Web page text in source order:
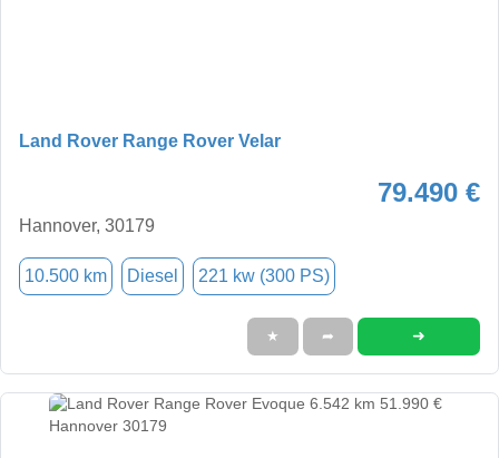
Land Rover Range Rover Velar
79.490 €
Hannover, 30179
10.500 km Diesel 221 kw (300 PS)
★ ➦ ➜